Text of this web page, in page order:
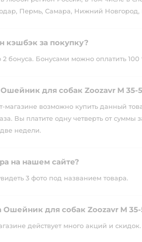
Пермь, Самара, Нижний
кэшбэк за покупку?
бонуса. Бонусами можно оплатить 100
для собак Zoozavr M 35-
возможно купить данный
Вы платите одну четверть от суммы
недели.
на нашем сайте?
3 фото под названием товара.
Ошейник для собак Zoozavr M
действует много акций и